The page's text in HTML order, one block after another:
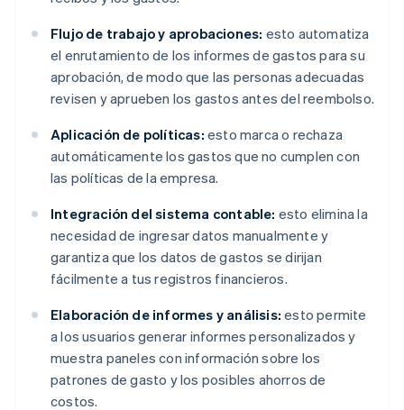
Flujo de trabajo y aprobaciones: esto automatiza
el enrutamiento de los informes de gastos para su
aprobación, de modo que las personas adecuadas
revisen y aprueben los gastos antes del reembolso.
Aplicación de políticas: esto marca o rechaza
automáticamente los gastos que no cumplen con
las políticas de la empresa.
Integración del sistema contable: esto elimina la
necesidad de ingresar datos manualmente y
garantiza que los datos de gastos se dirijan
fácilmente a tus registros financieros.
Elaboración de informes y análisis: esto permite
a los usuarios generar informes personalizados y
muestra paneles con información sobre los
patrones de gasto y los posibles ahorros de
costos.